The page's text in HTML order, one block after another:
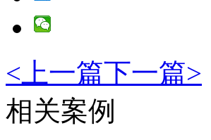
< 上一篇下一篇>
相关案例